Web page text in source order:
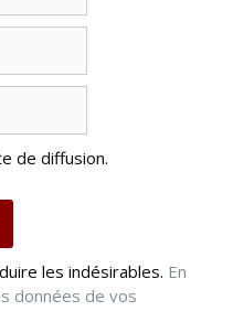
de diffusion.
les indésirables. En
données de vos